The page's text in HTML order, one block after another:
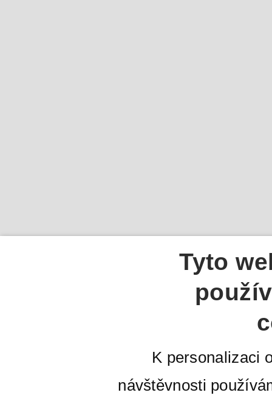
Tyto
K personalizaci
návštěvnosti